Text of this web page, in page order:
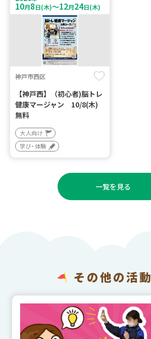
10月8日(木)～12月24日(木)
神戸市西区
【神戸西】（初心者)脳トレ
健康マージャン 10/8(木)
無料
大人向け
学び・体験
一覧を見る
その他の活動